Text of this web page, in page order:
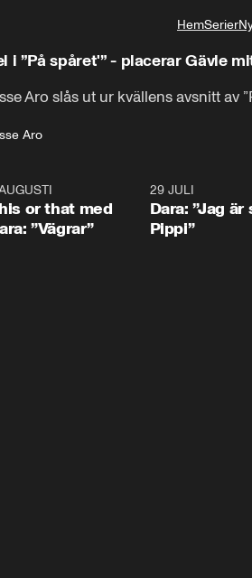
HemSerier
i ”På spåret'” - placerar Gävle
Aro slås ut ur kvällens avsnitt av
Aro
or that med
”Vägrar”
29 JULI
Dara: ”Jag är
Pippi”